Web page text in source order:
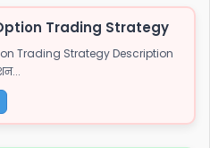
Trading Strategy
Trading Strategy Description